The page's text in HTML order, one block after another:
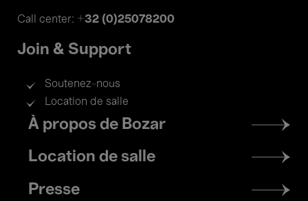
Call center: +32 (0)25078200
Join & Support
Soutenez-nous
Location de salle
Footer
menu
À propos de Bozar
Location de salle
Presse